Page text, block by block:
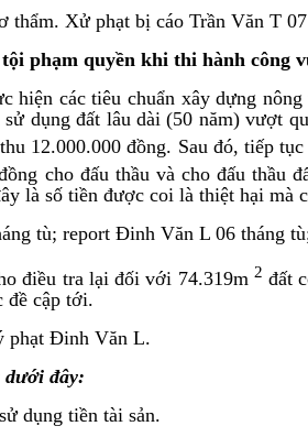
thẩm. Xử phạt bị cáo Trần Văn T
tội phạm quyền khi thi hành công
hiện các tiêu chuẩn xây dựng
dụng đất lâu dài (50 năm) vượt
12.000.000 đồng. Sau đó, tiếp
cho đấu thầu và cho đấu thầu
là số tiền được coi là thiệt hại mà
tù; report Đinh Văn L 06 tháng
điều tra lại đối với 74.319m 2 đất
đề cập tới.
phạt Đinh Văn L.
dưới đây:
dụng tiền tài sản.